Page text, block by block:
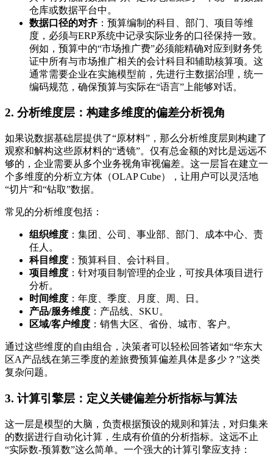
仓库或数据平台中。
数据口径的对齐 ：预算编制的科目、部门、项目等维
度，必须与ERP系统中记录实际业务的口径保持一致。
例如，预算中的“市场推广费”必须能精确对应到财务凭
证中所有与市场推广相关的会计科目和辅助核算项。这
通常需要企业在实施模型前，先进行主数据治理，统一
编码规范，确保预算与实际在“语言”上能够对话。
2. 分析维度层：构建多维度的偏差分析视角
如果说数据基础层提供了“原材料”，那么分析维度层则构建了
观察和解构这些原材料的“透镜”。仅有总金额的对比是远远不
够的，企业需要从多个业务视角审视偏差。这一层旨在建立一
个多维度的分析立方体（OLAP Cube），让用户可以灵活地
“切片”和“钻取”数据。
常见的分析维度包括：
组织维度 ：集团、公司、事业部、部门、成本中心、责
任人。
科目维度 ：预算科目、会计科目。
项目维度 ：针对项目制管理的企业，可按具体项目进行
分析。
时间维度 ：年度、季度、月度、周、日。
产品/服务维度 ：产品线、SKU。
区域/客户维度 ：销售大区、省份、城市、客户。
通过这些维度的自由组合，决策者可以轻松回答诸如“华东大
区A产品线在第三季度的差旅费预算偏差具体是多少？”这类
复杂问题。
3. 计算引擎层：定义关键偏差分析指标与算法
这一层是模型的大脑，负责根据预设的规则和算法，对归集来
的数据进行自动化计算，生成有价值的分析指标。这远不止
“实际数-预算数”这么简单。一个强大的计算引擎应支持：